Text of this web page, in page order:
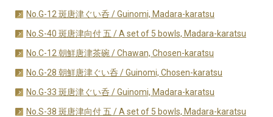
No.G-12 斑唐津ぐい呑 / Guinomi, Madara-karatsu
No.S-40 斑唐津向付 五 / A set of 5 bowls, Madara-karatsu
No.C-12 朝鮮唐津茶碗 / Chawan, Chosen-karatsu
No.G-28 朝鮮唐津ぐい呑 / Guinomi, Chosen-karatsu
No.G-33 斑唐津ぐい呑 / Guinomi, Madara-karatsu
No.S-38 斑唐津向付 五 / A set of 5 bowls, Madara-karatsu